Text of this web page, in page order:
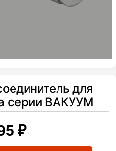
для
серии ВАКУУМ
₽